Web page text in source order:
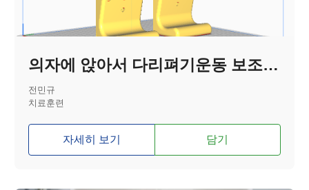
의자에 앉아서 다리펴기운동 보조기기
전민규
치료훈련
자세히 보기 담기